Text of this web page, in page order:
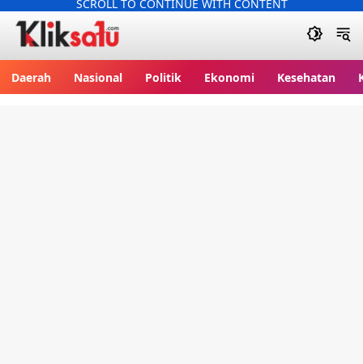
SCROLL TO CONTINUE WITH CONTENT
Daerah Nasional Politik Ekonomi Kesehatan